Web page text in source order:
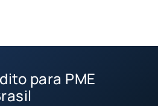
para PME